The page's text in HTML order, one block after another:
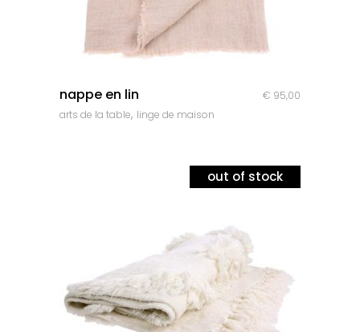
nappe en lin € 95,00
arts de la table, linge de maison
out of stock